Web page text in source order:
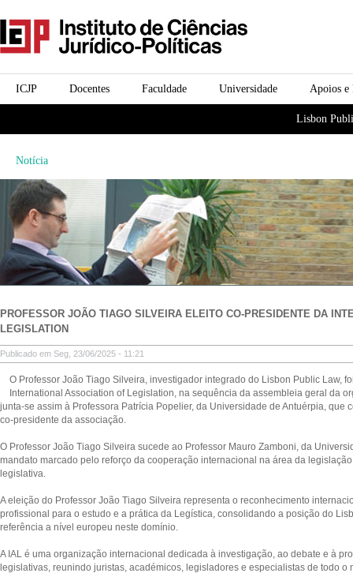
principal
icjp
menu-institucional Apoios e
Universidade
Faculdade
Docentes
ICJP
Lisbon
Notícia
PROFESSOR JOÃO TIAGO SILVEIRA ELEITO CO-PRESIDENTE DA
LEGISLATION
Publicado em Seg, 23/06/2025 - 11:21
O Professor João Tiago Silveira, investigador integrado do Lisbon Public Law,
International Association of Legislation, na sequência da assembleia geral da
junta-se assim à Professora Patrícia Popelier, da Universidade de Antuérpia, que
co-presidente da associação.
O Professor João Tiago Silveira sucede ao Professor Mauro Zamboni, da
mandato marcado pelo reforço da cooperação internacional na área da
legislativa.
A eleição do Professor João Tiago Silveira representa o reconhecimento
profissional para o estudo e a prática da Legística, consolidando a posição do
referência a nível europeu neste domínio.
A IAL é uma organização internacional dedicada à investigação, ao debate e à
legislativas, reunindo juristas, académicos, legisladores e especialistas de todo o